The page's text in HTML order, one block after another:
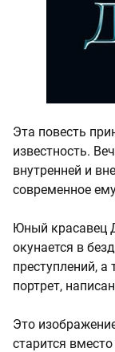
Эта повесть
известность.
внутренней и
современное
Юный красавец
окунается в
преступлений,
портрет,
Это
старится